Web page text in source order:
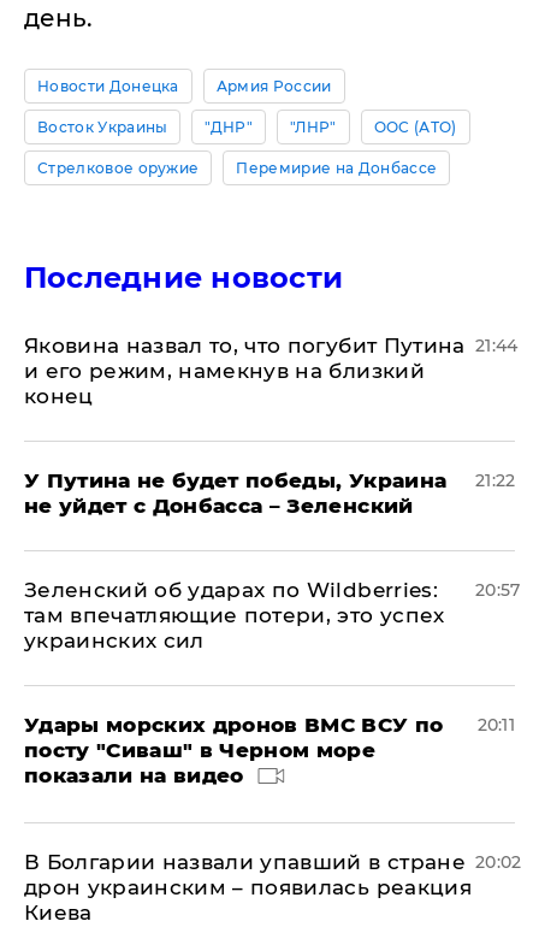
день.
Новости Донецка Армия России
Восток Украины "ДНР" "ЛНР" ООС (АТО)
Стрелковое оружие Перемирие на Донбассе
Последние новости
Яковина назвал то, что погубит Путина
и его режим, намекнув на близкий
конец
21:44
У Путина не будет победы, Украина
не уйдет с Донбасса – Зеленский
21:22
Зеленский об ударах по Wildberries:
там впечатляющие потери, это успех
украинских сил
20:57
Удары морских дронов ВМС ВСУ по
посту "Сиваш" в Черном море
показали на видео
20:11
В Болгарии назвали упавший в стране
дрон украинским – появилась реакция
Киева
20:02